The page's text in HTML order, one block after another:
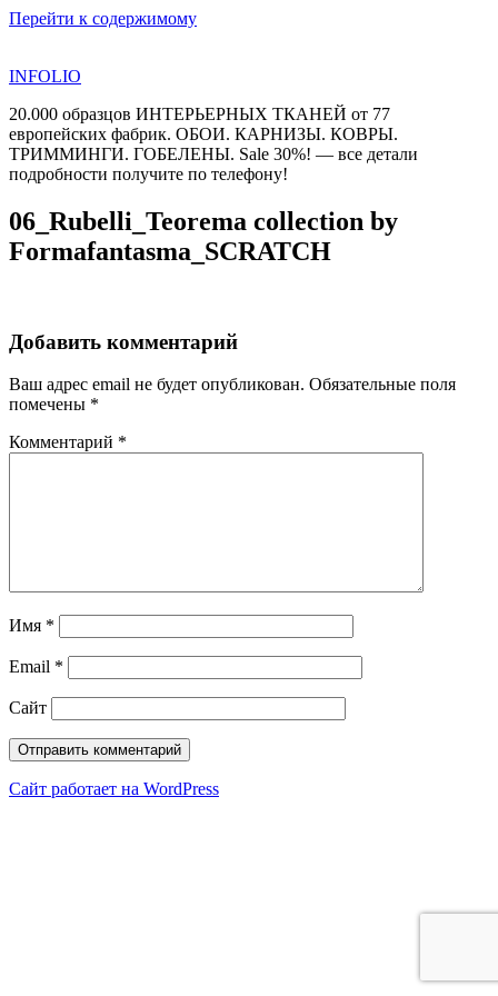
Перейти к содержимому
INFOLIO
20.000 образцов ИНТЕРЬЕРНЫХ ТКАНЕЙ от 77
европейских фабрик. ОБОИ. КАРНИЗЫ. КОВРЫ.
ТРИММИНГИ. ГОБЕЛЕНЫ. Sale 30%! — все детали
подробности получите по телефону!
06_Rubelli_Teorema collection by
Formafantasma_SCRATCH
Добавить комментарий
Ваш адрес email не будет опубликован. Обязательные поля
помечены *
Комментарий *
Имя *
Email *
Сайт
Сайт работает на WordPress